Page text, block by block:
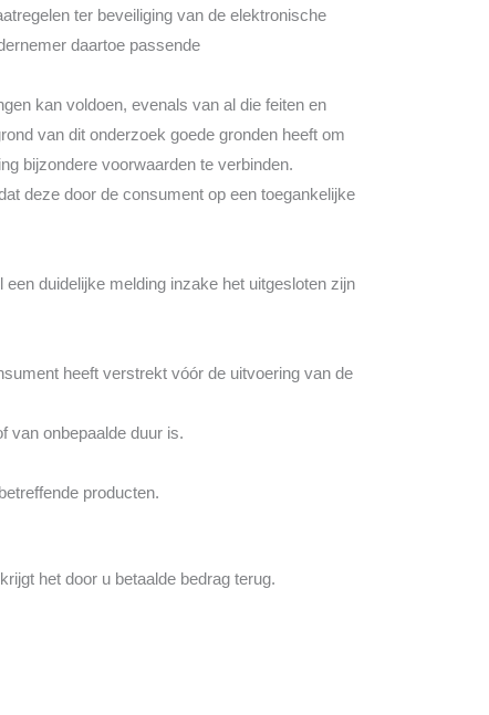
ter beveiliging van de elektronische
daartoe passende
kan voldoen, evenals van al die feiten en
van dit onderzoek goede gronden heeft om
bijzondere voorwaarden te verbinden.
deze door de consument op een toegankelijke
duidelijke melding inzake het uitgesloten zijn
heeft verstrekt vóór de uitvoering van de
van onbepaalde duur is.
producten.
het door u betaalde bedrag terug.